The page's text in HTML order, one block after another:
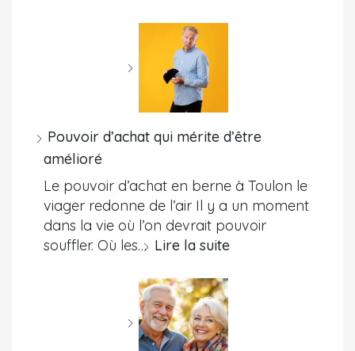
Pouvoir d’achat qui mérite d’être
amélioré
Le pouvoir d’achat en berne à Toulon le
viager redonne de l’air Il y a un moment
dans la vie où l’on devrait pouvoir
souffler. Où les… Lire la suite